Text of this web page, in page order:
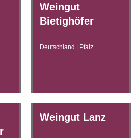
Weingut
Bietighöfer
Deutschland | Pfalz
Weingut Lanz